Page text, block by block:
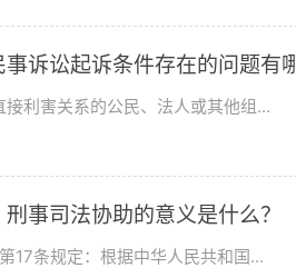
诉讼起诉条件存在的问题有
利害关系的公民、法人或其他组...
事司法协助的意义是什么？
17条规定：根据中华人民共和国...